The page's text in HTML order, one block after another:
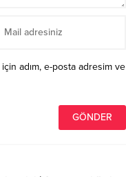
için adım, e-posta adresim ve